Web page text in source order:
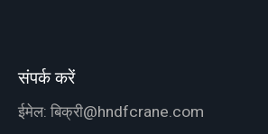
संपर्क करें
ईमेल: बिक्री@hndfcrane.com